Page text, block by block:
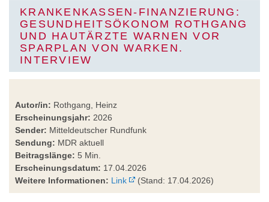
KRANKENKASSEN-FINANZIERUNG:
GESUNDHEITSÖKONOM ROTHGANG
UND HAUTÄRZTE WARNEN VOR
SPARPLAN VON WARKEN.
INTERVIEW
Autor/in: Rothgang, Heinz
Erscheinungsjahr: 2026
Sender: Mitteldeutscher Rundfunk
Sendung: MDR aktuell
Beitragslänge: 5 Min.
Erscheinungsdatum: 17.04.2026
Weitere Informationen: Link (Stand: 17.04.2026)